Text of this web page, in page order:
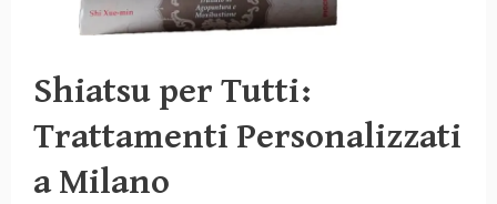
Shiatsu per Tutti:
Trattamenti Personalizzati
a Milano